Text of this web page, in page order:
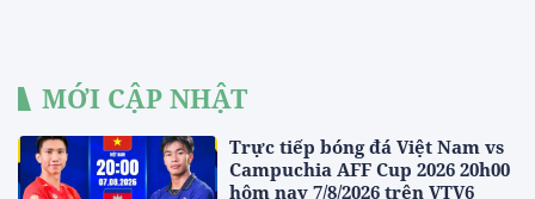
MỚI CẬP NHẬT
Trực tiếp bóng đá Việt Nam vs
Campuchia AFF Cup 2026 20h00
hôm nay 7/8/2026 trên VTV6